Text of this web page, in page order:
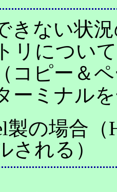
きない状
リについ
コピー＆
ーミナル
製の場合（
される）